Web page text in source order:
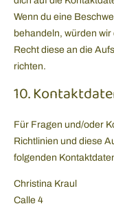
Wenn du eine
behandeln, würden
Recht diese an die
richten.
10.
Für Fragen und/oder
Richtlinien und diese
folgenden
Christina Kraul
Calle 4